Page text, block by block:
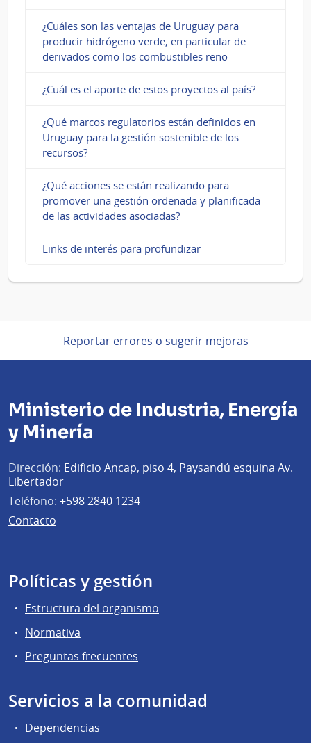
¿Cuáles son las ventajas de Uruguay para
producir hidrógeno verde, en particular de
derivados como los combustibles reno
¿Cuál es el aporte de estos proyectos al país?
¿Qué marcos regulatorios están definidos en
Uruguay para la gestión sostenible de los
recursos?
¿Qué acciones se están realizando para
promover una gestión ordenada y planificada
de las actividades asociadas?
Links de interés para profundizar
Reportar errores o sugerir mejoras
Ministerio de Industria, Energía
y Minería
Dirección: Edificio Ancap, piso 4, Paysandú esquina Av.
Libertador
Teléfono: +598 2840 1234
Contacto
Políticas y gestión
Estructura del organismo
Normativa
Preguntas frecuentes
Servicios a la comunidad
Dependencias